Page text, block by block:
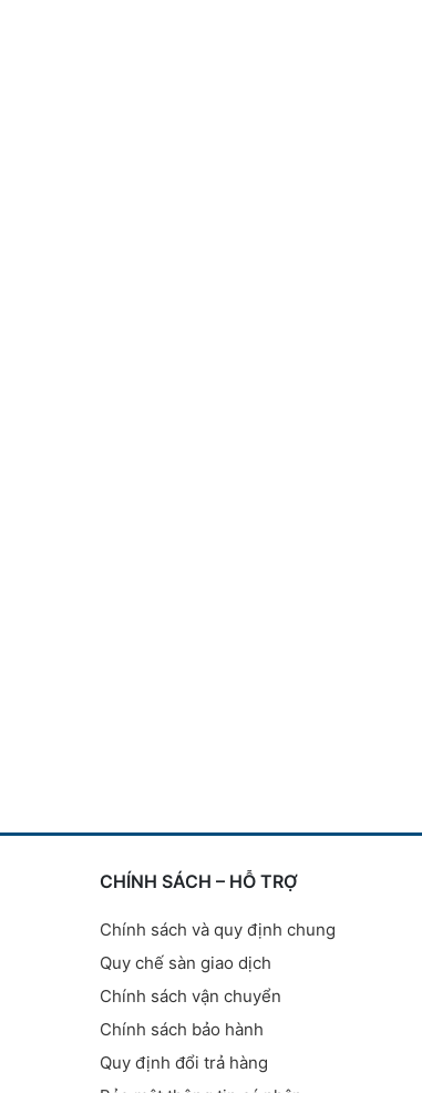
CHÍNH SÁCH – HỖ TRỢ
Chính sách và quy định chung
Quy chế sàn giao dịch
Chính sách vận chuyển
Chính sách bảo hành
Quy định đổi trả hàng